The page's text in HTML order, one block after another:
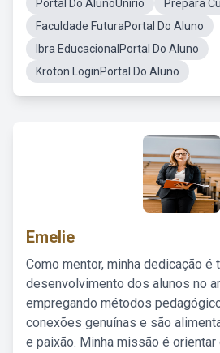
Portal Do AlunoUnirio
Prepara
Faculdade FuturaPortal Do Aluno
Ibra EducacionalPortal Do Aluno
Kroton LoginPortal Do Aluno
Emelie
Como mentor, minha dedicação é
desenvolvimento dos alunos no
empregando métodos
conexões genuínas e são
e paixão. Minha missão é